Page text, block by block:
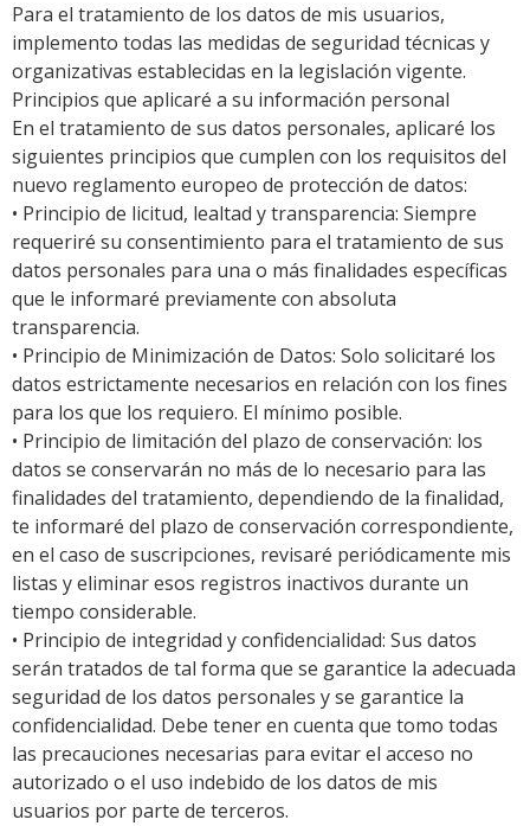
Para el tratamiento de los datos de mis usuarios,
implemento todas las medidas de seguridad técnicas y
organizativas establecidas en la legislación vigente.
Principios que aplicaré a su información personal
En el tratamiento de sus datos personales, aplicaré los
siguientes principios que cumplen con los requisitos del
nuevo reglamento europeo de protección de datos:
• Principio de licitud, lealtad y transparencia: Siempre
requeriré su consentimiento para el tratamiento de sus
datos personales para una o más finalidades específicas
que le informaré previamente con absoluta
transparencia.
• Principio de Minimización de Datos: Solo solicitaré los
datos estrictamente necesarios en relación con los fines
para los que los requiero. El mínimo posible.
• Principio de limitación del plazo de conservación: los
datos se conservarán no más de lo necesario para las
finalidades del tratamiento, dependiendo de la finalidad,
te informaré del plazo de conservación correspondiente,
en el caso de suscripciones, revisaré periódicamente mis
listas y eliminar esos registros inactivos durante un
tiempo considerable.
• Principio de integridad y confidencialidad: Sus datos
serán tratados de tal forma que se garantice la adecuada
seguridad de los datos personales y se garantice la
confidencialidad. Debe tener en cuenta que tomo todas
las precauciones necesarias para evitar el acceso no
autorizado o el uso indebido de los datos de mis
usuarios por parte de terceros.